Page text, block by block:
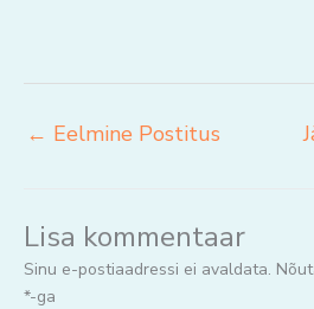
← Eelmine Postitus
Lisa kommentaar
Sinu e-postiaadressi ei avaldata.
*-ga